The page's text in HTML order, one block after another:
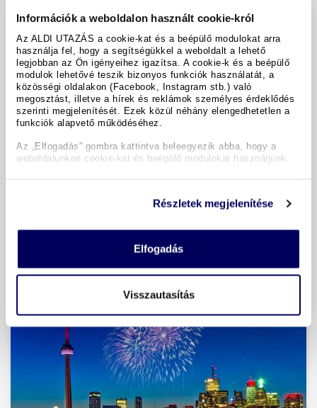
Információk a weboldalon használt cookie-król
Az ALDI UTAZÁS a cookie-kat és a beépülő modulokat arra
használja fel, hogy a segítségükkel a weboldalt a lehető
legjobban az Ön igényeihez igazítsa. A cookie-k és a beépülő
modulok lehetővé teszik bizonyos funkciók használatát, a
közösségi oldalakon (Facebook, Instagram stb.) való
megosztást, illetve a hírek és reklámok személyes érdeklődés
szerinti megjelenítését. Ezek közül néhány elengedhetetlen a
funkciók alapvető működéséhez.
Az „Elfogadás” gombra kattintva beleegyezik abba, hogy a
weboldalunkon cookie-kat és beépülő modulokat használjunk.
Részletek megjelenítése
Elfogadás
Visszautasítás
Wien
Einzelzimmer
(bei uns noch verfügbar)
854 490 Ft